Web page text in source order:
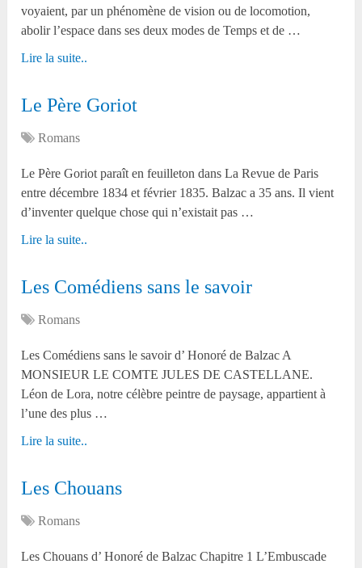
voyaient, par un phénomène de vision ou de locomotion,
abolir l’espace dans ses deux modes de Temps et de …
Lire la suite..
Le Père Goriot
Romans
Le Père Goriot paraît en feuilleton dans La Revue de Paris
entre décembre 1834 et février 1835. Balzac a 35 ans. Il vient
d’inventer quelque chose qui n’existait pas …
Lire la suite..
Les Comédiens sans le savoir
Romans
Les Comédiens sans le savoir d’ Honoré de Balzac A
MONSIEUR LE COMTE JULES DE CASTELLANE.
Léon de Lora, notre célèbre peintre de paysage, appartient à
l’une des plus …
Lire la suite..
Les Chouans
Romans
Les Chouans d’ Honoré de Balzac Chapitre 1 L’Embuscade